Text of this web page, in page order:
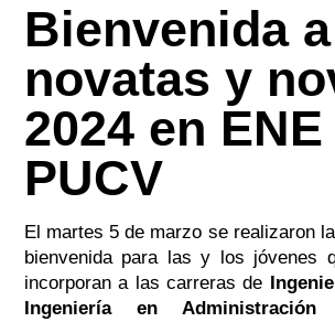
Bienvenida a
novatas y
2024 en ENE
PUCV
El martes 5 de marzo se realizaron
bienvenida para las y los jóvenes
incorporan a las carreras de
Ingeniería en